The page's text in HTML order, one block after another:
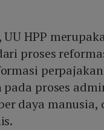
HPP
proses
proses
daya manusia,